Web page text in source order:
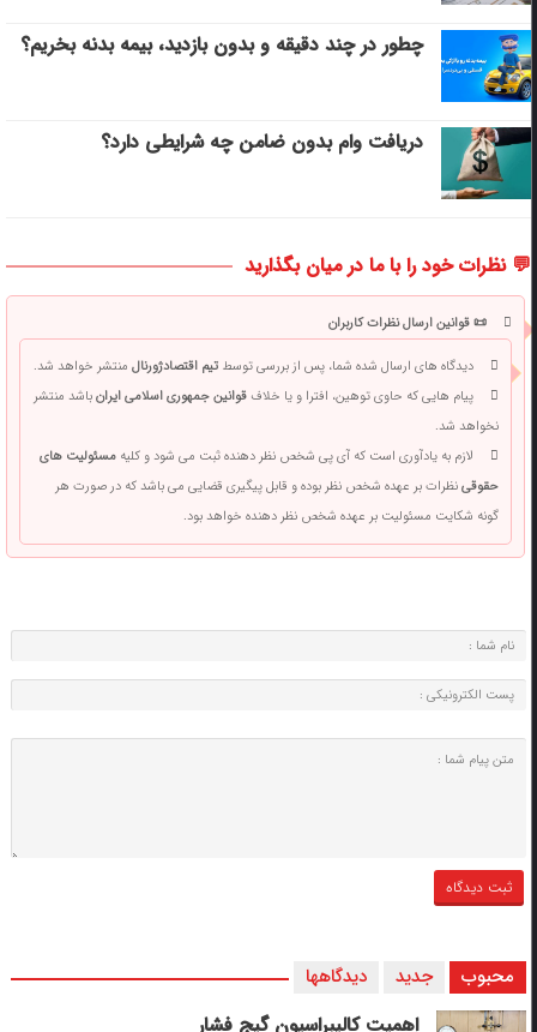
چطور در چند دقیقه و بدون بازدید، بیمه بدنه بخریم؟
دریافت وام بدون ضامن چه شرایطی دارد؟
💬 نظرات خود را با ما در میان بگذارید
📜 قوانین ارسال نظرات کاربران
دیدگاه های ارسال شده شما، پس از بررسی توسطتیم اقتصادژورنالمنتشر خواهد شد.
پیام هایی که حاوی توهین، افترا و یا خلافقوانین جمهوری اسلامی ایرانباشد منتشر
نخواهد شد.
لازم به یادآوری است که آی پی شخص نظر دهنده ثبت می شود و کلیهمسئولیت های
حقوقینظرات بر عهده شخص نظر بوده و قابل پیگیری قضایی می باشد که در صورت هر
گونه شکایت مسئولیت بر عهده شخص نظر دهنده خواهد بود.
محبوب جدید دیدگاهها
اهمیت کالیبراسیون گیج فشار